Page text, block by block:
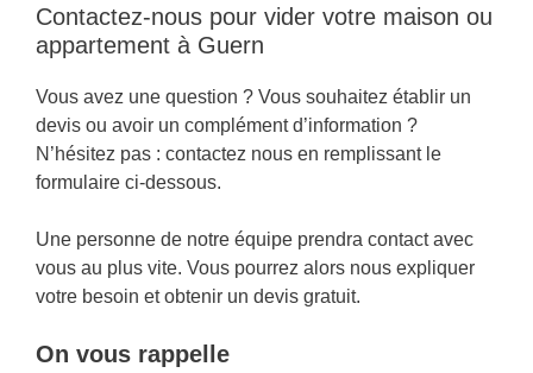
Contactez-nous pour vider votre maison ou
appartement à Guern
Vous avez une question ? Vous souhaitez établir un
devis ou avoir un complément d’information ?
N’hésitez pas : contactez nous en remplissant le
formulaire ci-dessous.
Une personne de notre équipe prendra contact avec
vous au plus vite. Vous pourrez alors nous expliquer
votre besoin et obtenir un devis gratuit.
On vous rappelle